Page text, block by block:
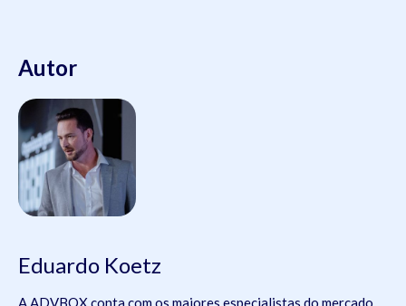
Autor
Eduardo Koetz
A ADVBOX conta com os maiores especialistas do mercado